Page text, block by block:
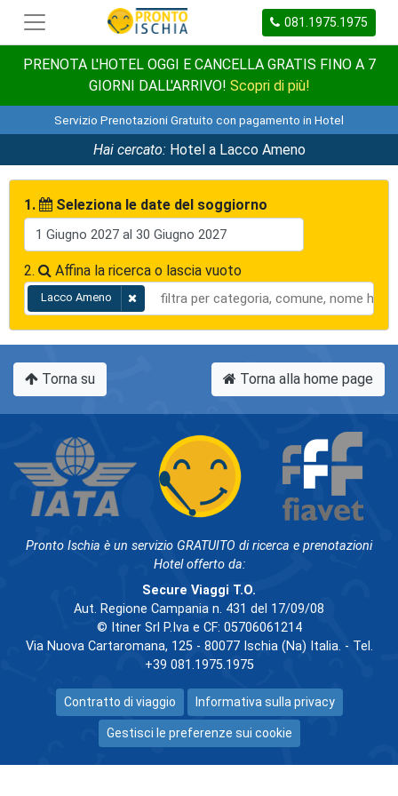
081.1975.1975
PRENOTA L'HOTEL OGGI E CANCELLA GRATIS FINO A 7
GIORNI DALL'ARRIVO! Scopri di più!
Servizio Prenotazioni Gratuito con pagamento in Hotel
Hai cercato:Hotel a Lacco Ameno
1. Seleziona le date del soggiorno
2. Affina la ricerca o lascia vuoto
Lacco Ameno
Torna su Torna alla home page
Pronto Ischia è un servizio GRATUITO di ricerca e prenotazioni
Hotel offerto da:
Secure Viaggi T.O.
Aut. Regione Campania n. 431 del 17/09/08
© Itiner Srl P.Iva e CF: 05706061214
Via Nuova Cartaromana, 125 - 80077 Ischia (Na) Italia. - Tel.
+39 081.1975.1975
Contratto di viaggio Informativa sulla privacy
Gestisci le preferenze sui cookie